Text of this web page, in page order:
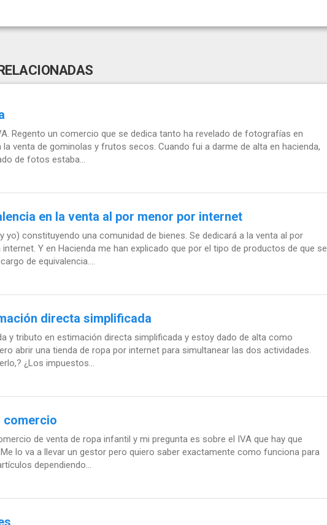
Regento un comercio que se dedica tanto ha revelado de fotografías en
venta de gominolas y frutos secos. Cuando fui a darme de alta en hacienda,
de fotos estaba...
en la venta al por menor por internet
yo) constituyendo una comunidad de bienes. Se dedicará a la venta al por
Y en Hacienda me han explicado que por el tipo de productos de que se
de equivalencia....
directa simplificada
y tributo en estimación directa simplificada y estoy dado de alta como
abrir una tienda de ropa por internet para simultanear las dos actividades.
¿Los impuestos...
comercio
de venta de ropa infantil y mi pregunta es sobre el IVA que hay que
lo va a llevar un gestor pero quiero saber exactamente como funciona para
dependiendo...